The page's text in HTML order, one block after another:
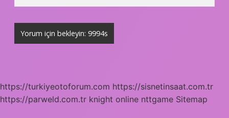
https://turkiyeotoforum.com https://sisnetinsaat.com.tr
https://parweld.com.tr knight online nttgame Sitemap